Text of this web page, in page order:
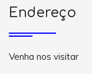
Endereço
Venha nos visitar